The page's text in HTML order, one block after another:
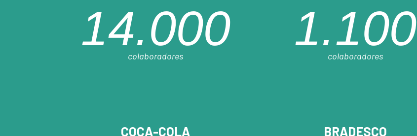
14.000
colaboradores
1.100
colaboradores
COCA-COLA
BRADESCO